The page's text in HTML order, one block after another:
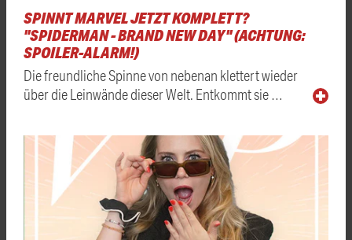
SPINNT MARVEL JETZT KOMPLETT?
"SPIDERMAN - BRAND NEW DAY" (ACHTUNG:
SPOILER-ALARM!)
Die freundliche Spinne von nebenan klettert wieder
über die Leinwände dieser Welt. Entkommt sie …